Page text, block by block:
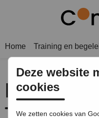
Home Training en
Het
Deze website
cookies
We zetten cookies van